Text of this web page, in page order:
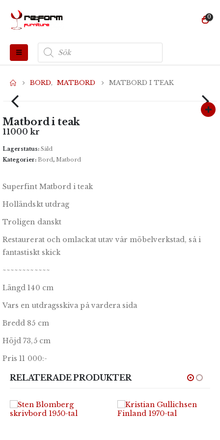
0
Produktsökning
BORD, MATBORD MATBORD I TEAK
Matbord i teak
11000 kr
Lagerstatus: Såld
Kategorier: Bord, Matbord
Superfint Matbord i teak
Holländskt utdrag
Troligen danskt
Restaurerat och omlackat utav vår möbelverkstad, så i
fantastiskt skick
~~~~~~~~~~~~
Längd 140 cm
Vars en utdragsskiva på vardera sida
Bredd 85 cm
Höjd 73,5 cm
Pris 11 000:-
RELATERADE PRODUKTER